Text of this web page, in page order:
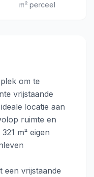
m² perceel
om te
vrijstaande
locatie aan
ruimte en
m² eigen
een vrijstaande